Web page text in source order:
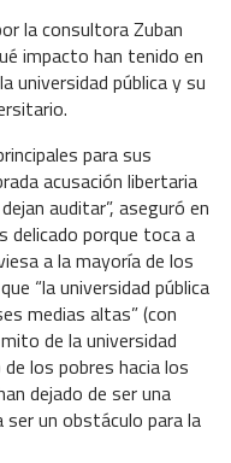
la consultora Zuban
impacto han tenido en
universidad pública y su
para sus
acusación libertaria
auditar”, aseguró en
delicado porque toca a
a la mayoría de los
“la universidad pública
medias altas” (con
de la universidad
los pobres hacia los
dejado de ser una
ser un obstáculo para la